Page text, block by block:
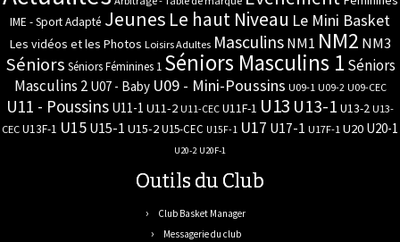
IME - Sport Adapté Jeunes Le haut Niveau Le Mini Basket
Les vidéos et les Photos Loisirs Adultes Masculins NM1 NM2 NM3
Séniors Séniors Féminines 1 Séniors Masculins 1 Séniors
Masculins 2 U07 - Baby U09 - Mini-Poussins U09-1 U09-2 U09-CEC
U11 - Poussins U11-1 U11-2 U11-CEC U11F-1 U13 U13-1 U13-2 U13-
CEC U13F-1 U15 U15-1 U15-2U15-CEC U15F-1 U17 U17-1 U17F-1 U20 U20-1
U20-2 U20F-1
Outils du Club
Club Basket Manager
Messagerie du club